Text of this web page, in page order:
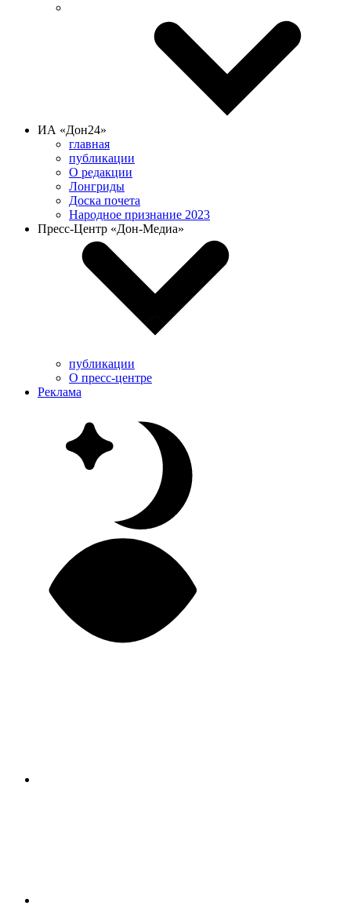
ИА «Дон24»
главная
публикации
О редакции
Лонгриды
Доска почета
Народное признание 2023
Пресс-Центр «Дон-Медиа»
публикации
О пресс-центре
Реклама